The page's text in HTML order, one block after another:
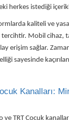
herkes istediği
kaliteli ve
tercihtir. Mobil cihaz,
erişim sağlar.
sayesinde
Kanalları:
ve TRT Çocuk